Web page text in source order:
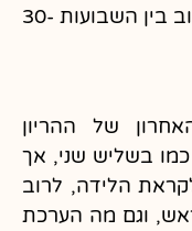
ומצב השיליה, הבדיקה נעשית לרוב בין השבועות 30-
של ההריון
בשליש שני, אך
הלידה, לרוב
וגם מה הערכת